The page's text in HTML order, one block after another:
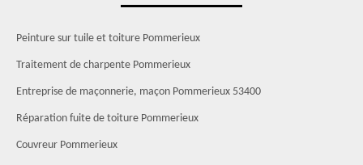
Peinture sur tuile et toiture Pommerieux
Traitement de charpente Pommerieux
Entreprise de maçonnerie, maçon Pommerieux 53400
Réparation fuite de toiture Pommerieux
Couvreur Pommerieux